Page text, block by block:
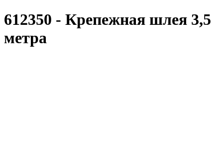
612350 - Крепежная шлея 3,5
метра